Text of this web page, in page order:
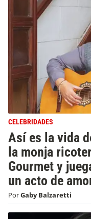
CELEBRIDADES
Así es la vida
la monja
Gourmet y
un acto de
PorGaby Balzaretti